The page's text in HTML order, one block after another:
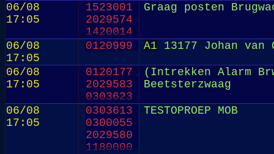
06/08
17:05
1523001
2029574
1420014
Graag posten
06/08
17:05
0120999 A1 13177 Johan
06/08
17:05
0120177
2029583
0303623
(Intrekken Alarm
Beetsterzwaag
06/08
17:05
0303613
0300055
2029580
1180000
TESTOPROEP MOB